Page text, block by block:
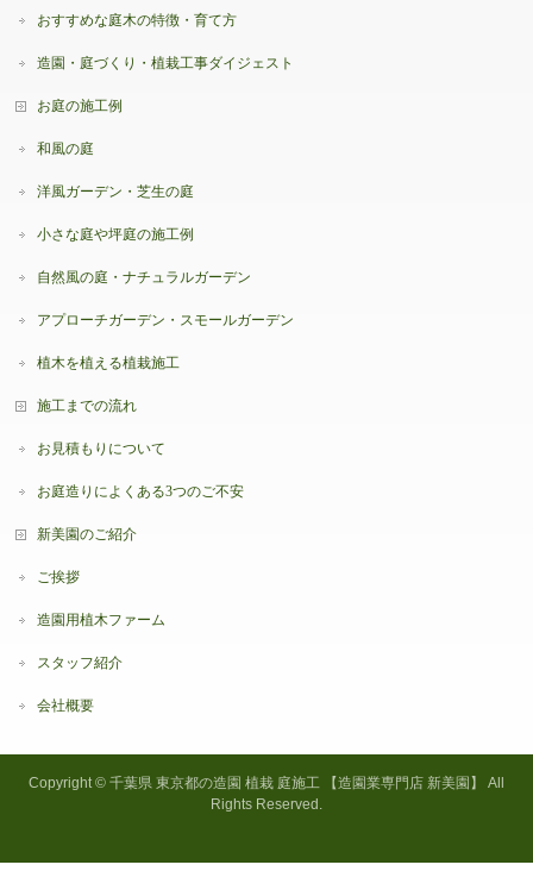
おすすめな庭木の特徴・育て方
造園・庭づくり・植栽工事ダイジェスト
お庭の施工例
和風の庭
洋風ガーデン・芝生の庭
小さな庭や坪庭の施工例
自然風の庭・ナチュラルガーデン
アプローチガーデン・スモールガーデン
植木を植える植栽施工
施工までの流れ
お見積もりについて
お庭造りによくある3つのご不安
新美園のご紹介
ご挨拶
造園用植木ファーム
スタッフ紹介
会社概要
Copyright © 千葉県 東京都の造園 植栽 庭施工 【造園業専門店 新美園】
All
Rights Reserved.